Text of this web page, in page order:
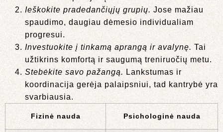
Ieškokite pradedančiųjų grupių. Jose mažiau
spaudimo, daugiau dėmesio individualiam
progresui.
Investuokite į tinkamą aprangą ir avalynę. Tai
užtikrins komfortą ir saugumą treniruočių metu.
Stebėkite savo pažangą. Lankstumas ir
koordinacija gerėja palaipsniui, tad kantrybė yra
svarbiausia.
Fizinė nauda Psichologinė nauda